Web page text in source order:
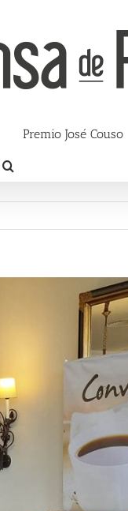
Premio José Couso